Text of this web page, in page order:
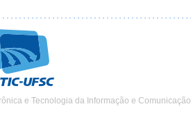
e Tecnologia da Informação e Comunicação